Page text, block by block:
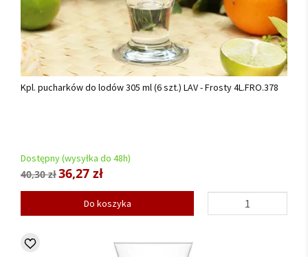
Kpl. pucharków do lodów 305 ml (6 szt.) LAV - Frosty 4L.FRO.378
Dostępny (wysyłka do 48h)
40,30 zł36,27 zł
Do koszyka